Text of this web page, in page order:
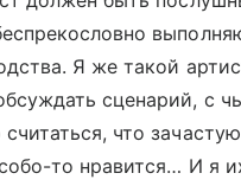
Я же такой
сценарий, с
что
то нравится… И я